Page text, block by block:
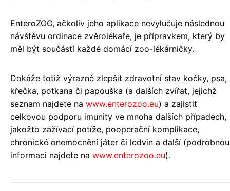
EnteroZOO, ačkoliv jeho aplikace nevylučuje následnou
návštěvu ordinace zvěrolékaře, je přípravkem, který by
měl být součástí každé domácí zoo-lékárničky.
Dokáže totiž výrazně zlepšit zdravotní stav kočky, psa,
křečka, potkana či papouška (a dalších zvířat, jejichž
seznam najdete na www.enterozoo.eu) a zajistit
celkovou podporu imunity ve mnoha dalších případech,
jakožto zažívací potíže, pooperační komplikace,
chronické onemocnění játer či ledvin a další (podrobnou
informaci najdete na www.enterozoo.eu).